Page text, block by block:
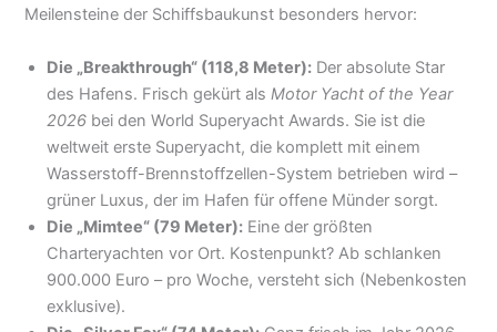
Meilensteine der Schiffsbaukunst besonders hervor:
Die „Breakthrough“ (118,8 Meter): Der absolute Star
des Hafens. Frisch gekürt als Motor Yacht of the Year
2026 bei den World Superyacht Awards. Sie ist die
weltweit erste Superyacht, die komplett mit einem
Wasserstoff-Brennstoffzellen-System betrieben wird –
grüner Luxus, der im Hafen für offene Münder sorgt.
Die „Mimtee“ (79 Meter): Eine der größten
Charteryachten vor Ort. Kostenpunkt? Ab schlanken
900.000 Euro – pro Woche, versteht sich (Nebenkosten
exklusive).